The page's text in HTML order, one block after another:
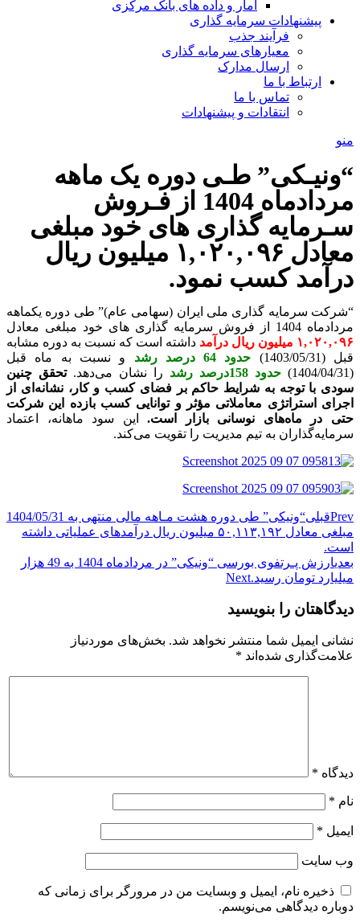
آمار و داده های بانک مرکزی
پیشنهادات سرمایه گذاری
فرآیند جذب
معیارهای سرمایه گذاری
ارسال مدارک
ارتباط با ما
تماس با ما
انتقادات و پیشنهادات
منو
“ونیـکی” طـی دوره یک ماهه
مرداد‌ماه 1404 از فـروش
سـرمایه گذاری های خود مبلغی
معادل ۱,۰۲۰,۰۹۶ میلیون ریال
درآمد کسب نمود.
“شرکت سرمایه­ گذاری ملی ایران (سهامی عام)” طی دوره یکماهه
مرداد‌ماه 1404 از فروش سرمایه­ گذاری ­های خود مبلغی معادل
۱,۰۲۰,۰۹۶ میلیون ریال درآمد
داشته است که نسبت به دوره مشابه
قبل (1403/05/31)
حدود 64 درصد رشد
و نسبت به ماه قبل
(1404/04/31)
حدود 158درصد رشد را نشان می‌دهد.تحقق چنین
سودی با توجه به شرایط حاکم بر فضای کسب و کار، نشانه‌ای از
اجرای استراتژی معاملاتی مؤثر و توانایی کسب بازده این شرکت
حتی در ماه‌های نوسانی بازار است.این سود ماهانه، اعتماد
سرمایه‌گذاران به تیم مدیریت را تقویت می‌کند.
Prevقبلی
“ونیکی” طی دوره هشت مـاهه مالی منتهی به 1404/05/31
مبلغی معادل ۵۰,۱۱۳,۱۹۲ میلیون ریال درآمدهای عملیاتی داشته
است.
بعدی
ارزش پـرتفوی بورسی “ونیکی” در مردادماه 1404 به 49 هزار
میلیارد تومان رسید.Next
دیدگاهتان را بنویسید
نشانی ایمیل شما منتشر نخواهد شد. بخش‌های موردنیاز
علامت‌گذاری شده‌اند *
دیدگاه *
نام *
ایمیل *
وب‌ سایت
ذخیره نام، ایمیل و وبسایت من در مرورگر برای زمانی که
دوباره دیدگاهی می‌نویسم.